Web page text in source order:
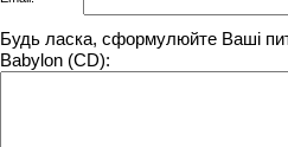
Будь ласка, сформулюйте Ваші
Babylon (CD):